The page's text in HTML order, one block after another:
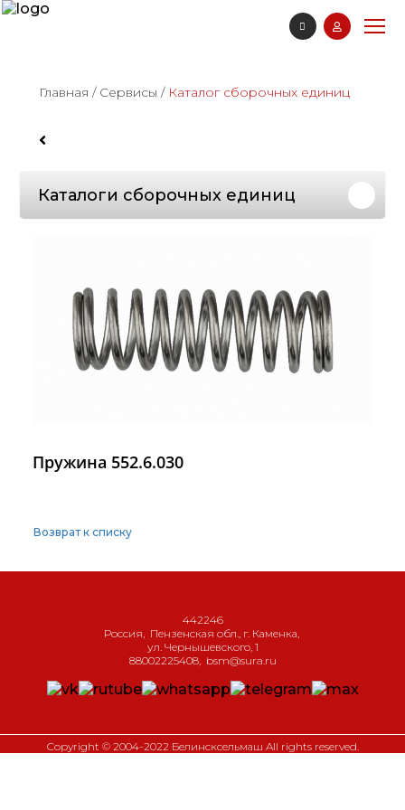
Главная / Сервисы / Каталог сборочных единиц
Каталоги сборочных единиц
Пружина 552.6.030
Возврат к списку
442246
Россия
Пензенская обл., г. Каменка
ул. Чернышевского, 1
88002225408, bsm@sura.ru
Copyright © 2004-2022 Белинсксельмаш All rights reserved.